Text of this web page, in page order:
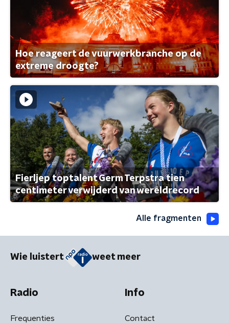
Hoe reageert de vuurwerkbranche op de
extreme droogte?
Fierljep toptalent Germ Terpstra tien
centimeter verwijderd van wereldrecord
Alle fragmenten
Wie luistert weet meer
Radio
Frequenties
Info
Contact